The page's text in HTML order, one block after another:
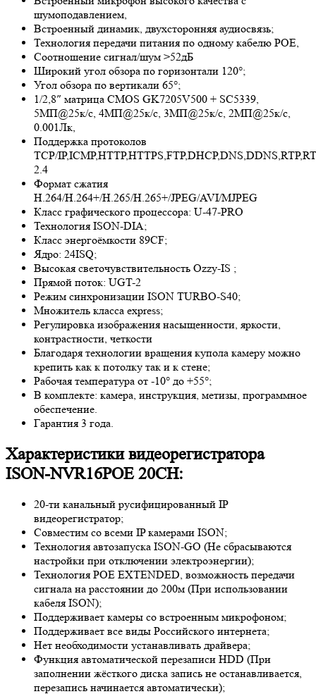
шумоподавлением,
Встроенный динамик, двухсторонняя аудиосвязь;
Технология передачи питания по одному кабелю POE,
Соотношение сигнал/шум >52дБ
Широкий угол обзора по горизонтали 120°;
Угол обзора по вертикали 65°;
1/2,8″ матрица CMOS GK7205V500 + SC5339,
5МП@25к/с, 4МП@25к/с, 3МП@25к/с, 2МП@25к/с,
0.001Лк,
Поддержка протоколов
TCP/
2.4
Формат сжатия
H.264/H.264+/H.265/H.265+/JPEG/AVI/MJPEG
Класс графического процессора: U-47-PRO
Технология ISON-DIA;
Класс энергоёмкости 89CF;
Ядро: 24ISQ;
Высокая светочувствительность Ozzy-IS ;
Прямой поток: UGT-2
Режим синхронизации ISON TURBO-S40;
Множитель класса express;
Регулировка изображения насыщенности, яркости,
контрастности, четкости
Благодаря технологии вращения купола камеру можно
крепить как к потолку так и к стене;
Рабочая температура от -10° до +55°;
В комплекте: камера, инструкция, метизы, программное
обеспечение.
Гарантия 3 года.
Характеристики видеорегистратора
ISON-NVR16POE 20CH:
20-ти канальный русифицированный IP
видеорегистратор;
Совместим со всеми IP камерами ISON;
Технология автозапуска ISON-GO (Не сбрасываются
настройки при отключении электроэнергии);
Технология POE EXTENDED, возможность передачи
сигнала на расстоянии до 200м (При использовании
кабеля ISON);
Поддерживает камеры со встроенным микрофоном;
Поддерживает все виды Российского интернета;
Нет необходимости устанавливать драйвера;
Функция автоматической перезаписи HDD (При
заполнении жёсткого диска запись не останавливается,
перезапись начинается автоматически);